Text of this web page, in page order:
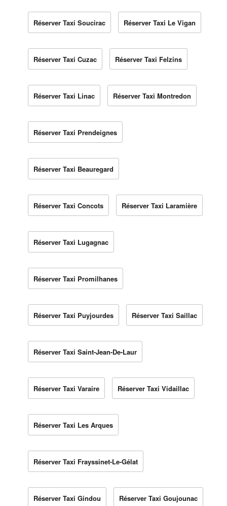
Réserver Taxi Soucirac Réserver Taxi Le Vigan
Réserver Taxi Cuzac Réserver Taxi Felzins
Réserver Taxi Linac Réserver Taxi Montredon
Réserver Taxi Prendeignes
Réserver Taxi Beauregard
Réserver Taxi Concots Réserver Taxi Laramière
Réserver Taxi Lugagnac
Réserver Taxi Promilhanes
Réserver Taxi Puyjourdes Réserver Taxi Saillac
Réserver Taxi Saint-Jean-De-Laur
Réserver Taxi Varaire Réserver Taxi Vidaillac
Réserver Taxi Les Arques
Réserver Taxi Frayssinet-Le-Gélat
Réserver Taxi Gindou Réserver Taxi Goujounac